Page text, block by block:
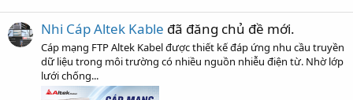
Nhi Cáp Altek Kable đã đăng chủ đề mới.
Cáp mạng FTP Altek Kabel được thiết kế đáp ứng nhu cầu truyền
dữ liệu trong môi trường có nhiều nguồn nhiễu điện từ. Nhờ lớp
lưới chống...